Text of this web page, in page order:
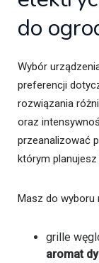
do
Wybór
preferencji
rozwiązania
oraz
przeanalizować
którym
Masz do wyboru
grille
aromat